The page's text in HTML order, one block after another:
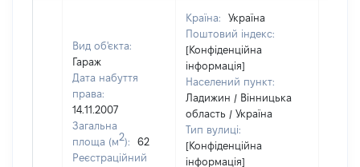
Вид об'єкта:
Гараж
Дата набуття
права:
14.11.2007
Загальна
площа (м2):
62
Реєстраційний
Країна:
Україна
Поштовий індекс:
[Конфіденційна
інформація]
Населений пункт:
Ладижин / Вінницька
область / Україна
Тип вулиці:
[Конфіденційна
інформація]